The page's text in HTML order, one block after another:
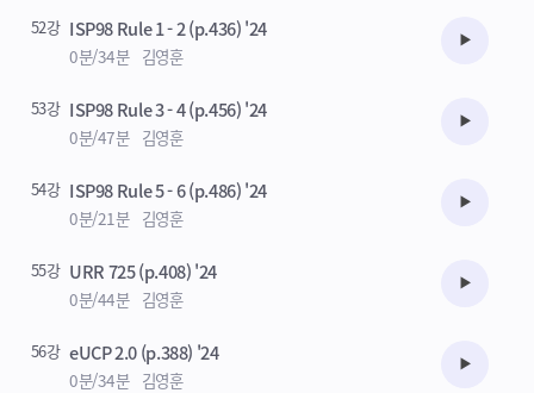
52강 ISP98 Rule 1 - 2 (p.436) '24
0분/34분 김영훈 수강준비
53강 ISP98 Rule 3 - 4 (p.456) '24
0분/47분 김영훈 수강준비
54강 ISP98 Rule 5 - 6 (p.486) '24
0분/21분 김영훈 수강준비
55강 URR 725 (p.408) '24
0분/44분 김영훈 수강준비
56강 eUCP 2.0 (p.388) '24
0분/34분 김영훈 수강준비